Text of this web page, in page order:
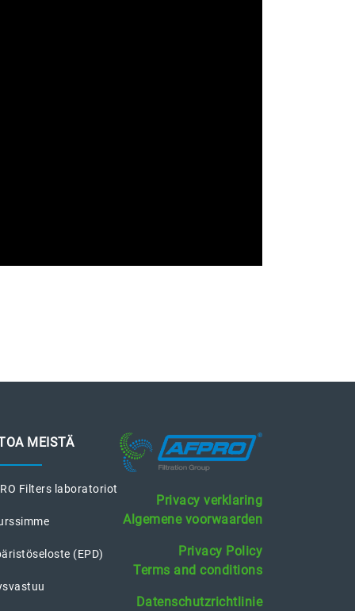
MEISTÄ
Filters laboratoriot
(EPD)
Privacy verklaring
Algemene voorwaarden
Privacy Policy
Terms and conditions
Datenschutzrichtlinie